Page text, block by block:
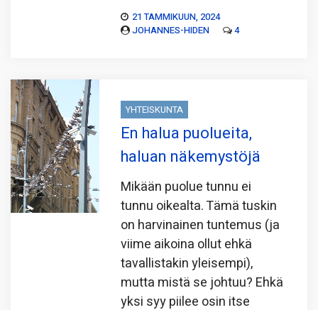
21 TAMMIKUUN, 2024
JOHANNES-HIDEN
4
YHTEISKUNTA
En halua puolueita,
haluan näkemystöjä
Mikään puolue tunnu ei
tunnu oikealta. Tämä tuskin
on harvinainen tuntemus (ja
viime aikoina ollut ehkä
tavallistakin yleisempi),
mutta mistä se johtuu? Ehkä
yksi syy piilee osin itse